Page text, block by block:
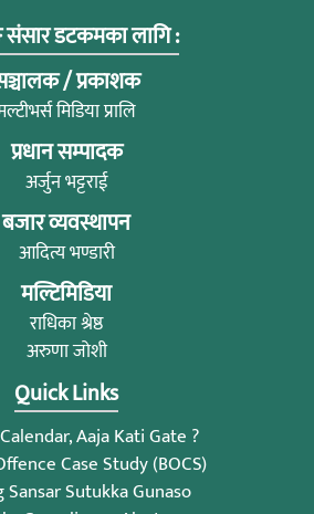
डटकमका लागि :
/ प्रकाशक
मिडिया प्रालि
प्रधान सम्पादक
अर्जुन भट्टराई
बजार व्यवस्थापन
आदित्य भण्डारी
मल्टिमिडिया
राधिका श्रेष्ठ
अरुणा जोशी
Quick Links
Aaja Kati Gate ?
Case Study (BOCS)
Sansar Sutukka Gunaso